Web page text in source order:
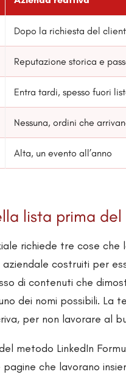
Dopo la richiesta del
Reputazione storica e
Entra tardi, spesso fuori
Nessuna, ordini che
Alta, un evento all’anno
lista prima
richiede tre cose
aziendale costruiti per
di contenuti che
dei nomi possibili. La
per non lavorare al
metodo LinkedIn
che lavorano